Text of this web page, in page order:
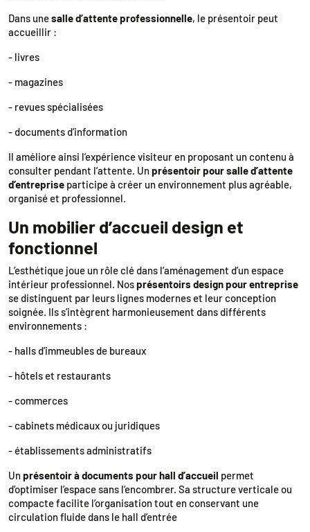
Dans unesalle d’attente professionnelle, le présentoir peut
accueillir :
- livres
- magazines
- revues spécialisées
- documents d’information
Il améliore ainsi l’expérience visiteur en proposant un contenu à
consulter pendant l’attente. Unprésentoir pour salle d’attente
d’entreprise participe à créer un environnement plus agréable,
organisé et professionnel.
Un mobilier d’accueil design et
fonctionnel
L’esthétique joue un rôle clé dans l’aménagement d’un espace
intérieur professionnel. Nosprésentoirs design pour entreprise
se distinguent par leurs lignes modernes et leur conception
soignée. Ils s’intègrent harmonieusement dans différents
environnements :
- halls d’immeubles de bureaux
- hôtels et restaurants
- commerces
- cabinets médicaux ou juridiques
- établissements administratifs
Unprésentoir à documents pour hall d’accueil permet
d’optimiser l’espace sans l’encombrer. Sa structure verticale ou
compacte facilite l’organisation tout en conservant une
circulation fluide dans le hall d’entrée